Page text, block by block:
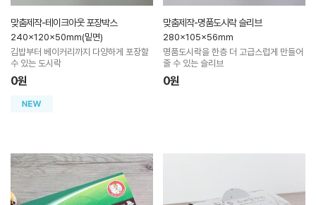
맞춤제작-테이크아웃 포장박스
240x120x50mm(밑면)
김밥부터 베이커리까지 다양하게 포장할
수 있는 도시락
0원
맞춤제작-명품도시락 슬리브
280x105x56mm
명품도시락을 한층 더 고급스럽게 만들어
줄 수 있는 슬리브
0원